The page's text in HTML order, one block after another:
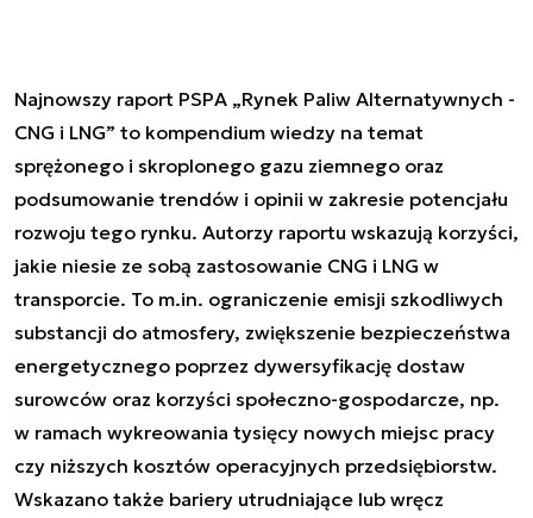
Najnowszy raport PSPA „Rynek Paliw Alternatywnych -
CNG i LNG” to kompendium wiedzy na temat
sprężonego i skroplonego gazu ziemnego oraz
podsumowanie trendów i opinii w zakresie potencjału
rozwoju tego rynku. Autorzy raportu wskazują korzyści,
jakie niesie ze sobą zastosowanie CNG i LNG w
transporcie. To m.in. ograniczenie emisji szkodliwych
substancji do atmosfery, zwiększenie bezpieczeństwa
energetycznego poprzez dywersyfikację dostaw
surowców oraz korzyści społeczno-gospodarcze, np.
w ramach wykreowania tysięcy nowych miejsc pracy
czy niższych kosztów operacyjnych przedsiębiorstw.
Wskazano także bariery utrudniające lub wręcz